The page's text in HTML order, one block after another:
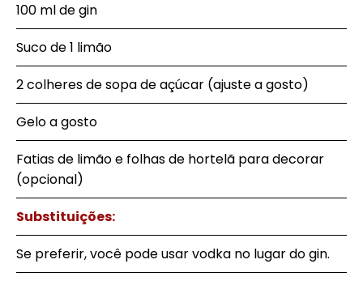
100 ml de gin
Suco de 1 limão
2 colheres de sopa de açúcar (ajuste a gosto)
Gelo a gosto
Fatias de limão e folhas de hortelã para decorar
(opcional)
Substituições:
Se preferir, você pode usar vodka no lugar do gin.